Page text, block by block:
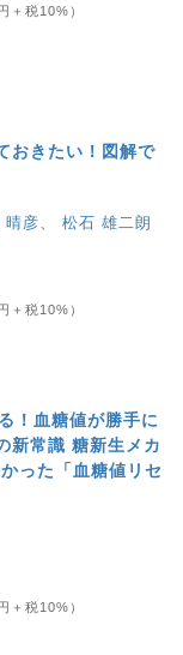
＋税10%）
おきたい！図解で
晴彦、 松石 雄二朗
＋税10%）
！血糖値が勝手に
新常識 糖新生メカ
った「血糖値リセ
＋税10%）